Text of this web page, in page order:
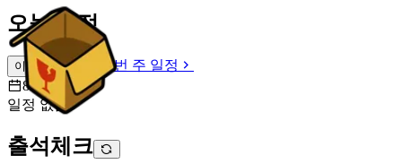
오늘 일정
이번 주 일정
이번 주 일정
8월 9일 [일]
일정 없음
출석체크